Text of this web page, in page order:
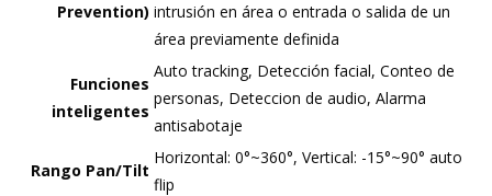
Prevention) intrusión en área o entrada o salida de un
área previamente definida
Funciones
inteligentes
Auto tracking, Detección facial, Conteo de
personas, Deteccion de audio, Alarma
antisabotaje
Rango Pan/Tilt
Horizontal: 0°~360°, Vertical: -15°~90° auto
flip